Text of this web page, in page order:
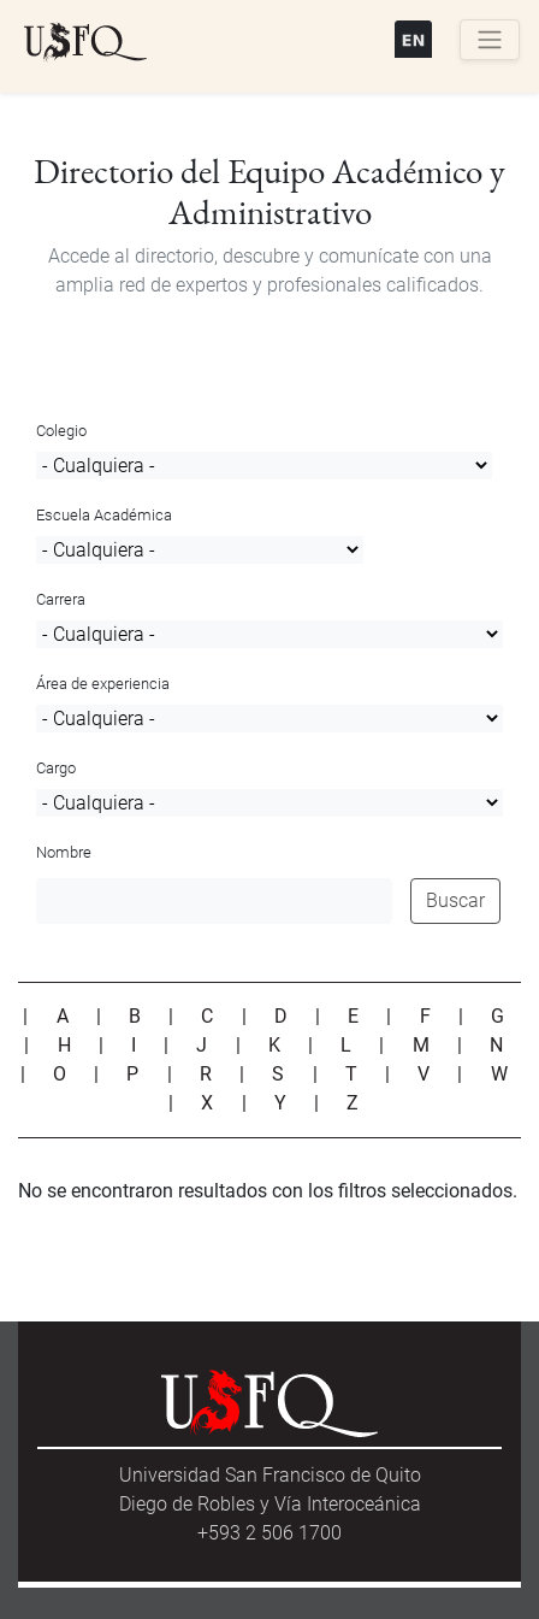
Directorio del Equipo Académico y
Administrativo
Accede al directorio, descubre y comunícate con una
amplia red de expertos y profesionales calificados.
Colegio
Escuela Académica
Carrera
Área de experiencia
Cargo
Nombre
Buscar
| A | B | C | D | E | F | G
| H | I |J | K | L | M | N
| O | P | R |S | T |V | W
|X | Y |Z
No se encontraron resultados con los filtros seleccionados.
Universidad San Francisco de Quito
Diego de Robles y Vía Interoceánica
+593 2 506 1700